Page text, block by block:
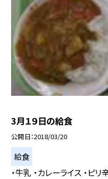
3月１９日の給食
公開日 2018/03/20
給食
・牛乳 ・カレーライス ・ピ